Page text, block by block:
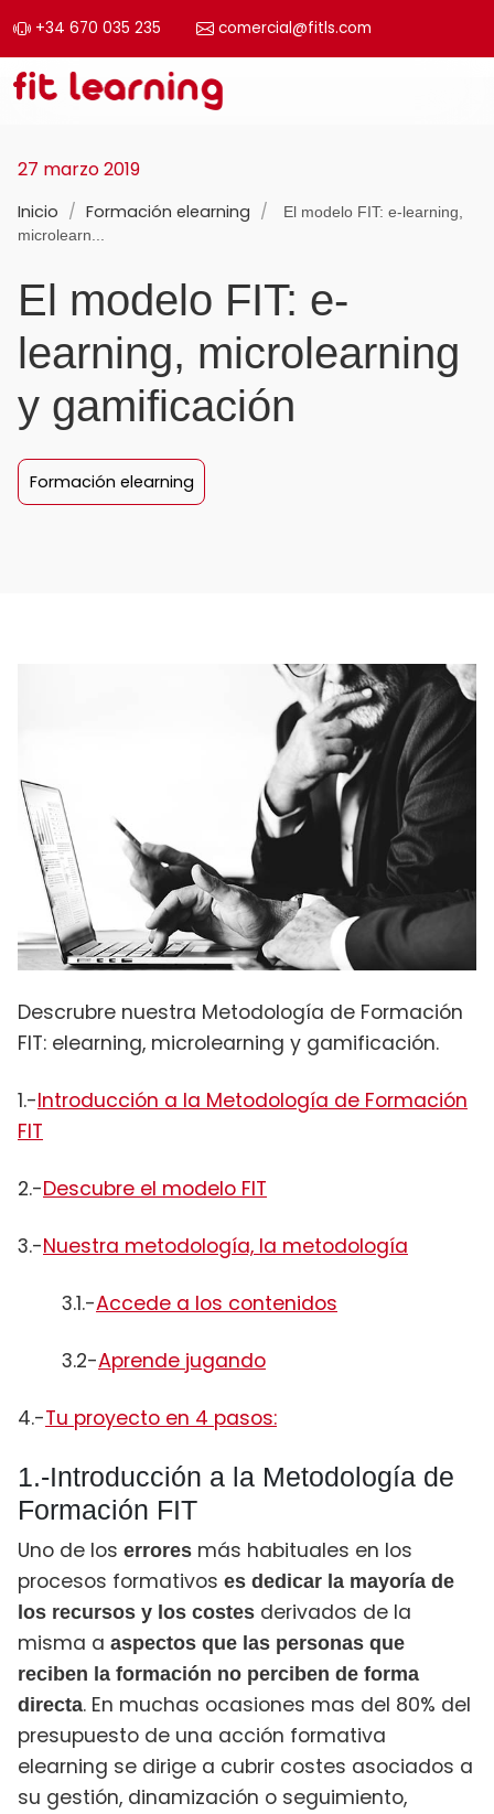
+34 670 035 235 comercial@fitls.com
Saltar al contenido
Navegación principal
27 marzo 2019
Inicio / Formación elearning /
El modelo FIT: e-learning,
microlearn...
El modelo FIT: e-
learning, microlearning
y gamificación
Formación elearning
Descrubre nuestra Metodología de Formación
FIT: elearning, microlearning y gamificación.
1.-Introducción a la Metodología de Formación
FIT
2.-Descubre el modelo FIT
3.-Nuestra metodología, la metodología
3.1.-Accede a los contenidos
3.2-Aprende jugando
4.-Tu proyecto en 4 pasos:
1.-Introducción a la Metodología de
Formación FIT
Uno de los errores más habituales en los
procesos formativos es dedicar la mayoría de
los recursos y los costes derivados de la
misma a aspectos que las personas que
reciben la formación no perciben de forma
directa. En muchas ocasiones mas del 80% del
presupuesto de una acción formativa
elearning se dirige a cubrir costes asociados a
su gestión, dinamización o seguimiento,